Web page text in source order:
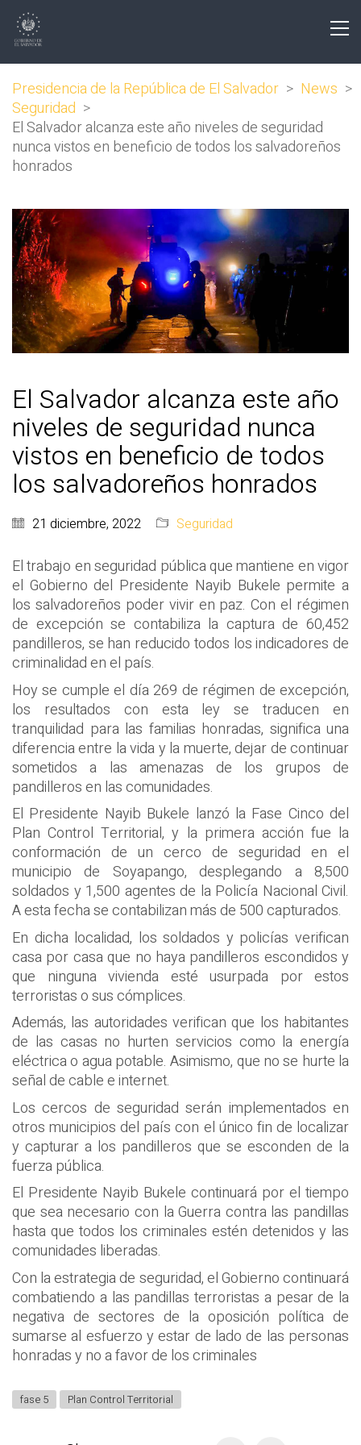
Presidencia de la República de El Salvador > News >
Seguridad >
El Salvador alcanza este año niveles de seguridad
nunca vistos en beneficio de todos los salvadoreños
honrados
El Salvador alcanza este año
niveles de seguridad nunca
vistos en beneficio de todos
los salvadoreños honrados
21 diciembre, 2022 Seguridad
El trabajo en seguridad pública que mantiene en vigor
el Gobierno del Presidente Nayib Bukele permite a
los salvadoreños poder vivir en paz. Con el régimen
de excepción se contabiliza la captura de 60,452
pandilleros, se han reducido todos los indicadores de
criminalidad en el país.
Hoy se cumple el día 269 de régimen de excepción,
los resultados con esta ley se traducen en
tranquilidad para las familias honradas, significa una
diferencia entre la vida y la muerte, dejar de continuar
sometidos a las amenazas de los grupos de
pandilleros en las comunidades.
El Presidente Nayib Bukele lanzó la Fase Cinco del
Plan Control Territorial, y la primera acción fue la
conformación de un cerco de seguridad en el
municipio de Soyapango, desplegando a 8,500
soldados y 1,500 agentes de la Policía Nacional Civil.
A esta fecha se contabilizan más de 500 capturados.
En dicha localidad, los soldados y policías verifican
casa por casa que no haya pandilleros escondidos y
que ninguna vivienda esté usurpada por estos
terroristas o sus cómplices.
Además, las autoridades verifican que los habitantes
de las casas no hurten servicios como la energía
eléctrica o agua potable. Asimismo, que no se hurte la
señal de cable e internet.
Los cercos de seguridad serán implementados en
otros municipios del país con el único fin de localizar
y capturar a los pandilleros que se esconden de la
fuerza pública.
El Presidente Nayib Bukele continuará por el tiempo
que sea necesario con la Guerra contra las pandillas
hasta que todos los criminales estén detenidos y las
comunidades liberadas.
Con la estrategia de seguridad, el Gobierno continuará
combatiendo a las pandillas terroristas a pesar de la
negativa de sectores de la oposición política de
sumarse al esfuerzo y estar de lado de las personas
honradas y no a favor de los criminales
fase 5 Plan Control Territorial